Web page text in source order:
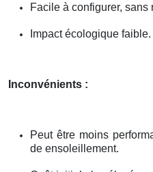
Facile à configurer, sans
Impact écologique faible.
Inconvénients :
Peut être moins
de ensoleillement.